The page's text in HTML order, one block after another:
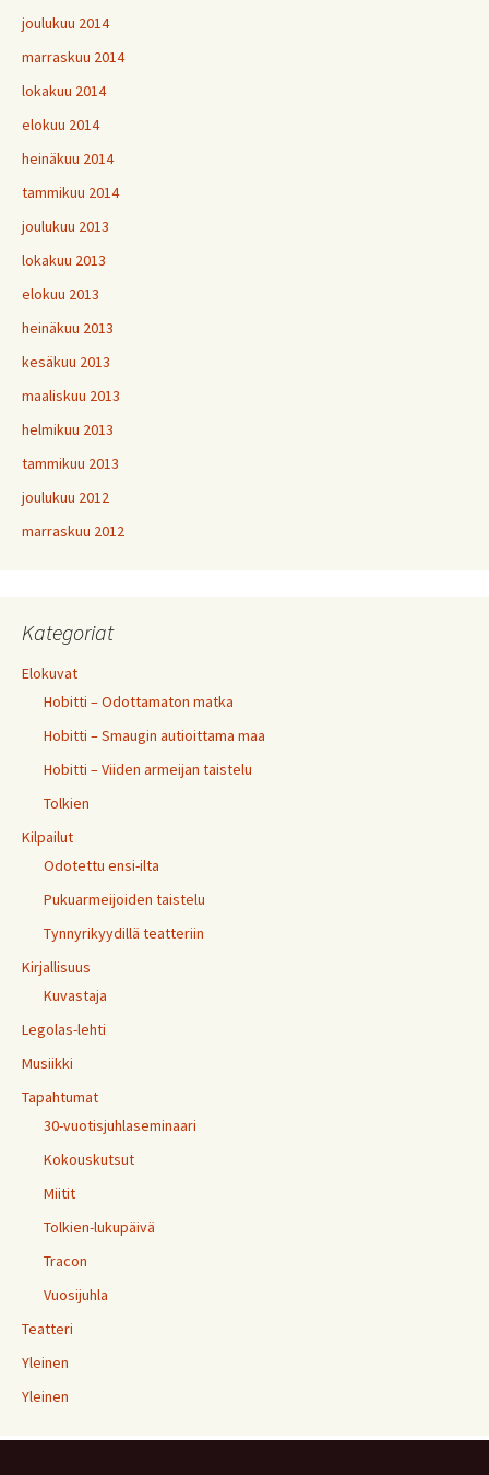
joulukuu 2014
marraskuu 2014
lokakuu 2014
elokuu 2014
heinäkuu 2014
tammikuu 2014
joulukuu 2013
lokakuu 2013
elokuu 2013
heinäkuu 2013
kesäkuu 2013
maaliskuu 2013
helmikuu 2013
tammikuu 2013
joulukuu 2012
marraskuu 2012
Kategoriat
Elokuvat
Hobitti – Odottamaton matka
Hobitti – Smaugin autioittama maa
Hobitti – Viiden armeijan taistelu
Tolkien
Kilpailut
Odotettu ensi-ilta
Pukuarmeijoiden taistelu
Tynnyrikyydillä teatteriin
Kirjallisuus
Kuvastaja
Legolas-lehti
Musiikki
Tapahtumat
30-vuotisjuhlaseminaari
Kokouskutsut
Miitit
Tolkien-lukupäivä
Tracon
Vuosijuhla
Teatteri
Yleinen
Yleinen